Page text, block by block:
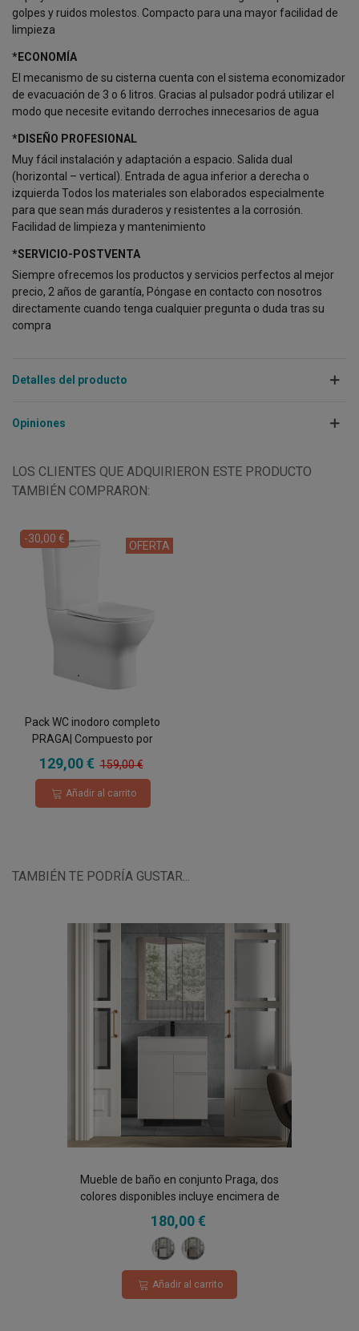
golpes y ruidos molestos. Compacto para una mayor facilidad de
limpieza
*ECONOMÍA
El mecanismo de su cisterna cuenta con el sistema economizador
de evacuación de 3 o 6 litros. Gracias al pulsador podrá utilizar el
modo que necesite evitando derroches innecesarios de agua
*DISEÑO PROFESIONAL
Muy fácil instalación y adaptación a espacio. Salida dual
(horizontal – vertical). Entrada de agua inferior a derecha o
izquierda Todos los materiales son elaborados especialmente
para que sean más duraderos y resistentes a la corrosión.
Facilidad de limpieza y mantenimiento
*SERVICIO-POSTVENTA
Siempre ofrecemos los productos y servicios perfectos al mejor
precio, 2 años de garantía, Póngase en contacto con nosotros
directamente cuando tenga cualquier pregunta o duda tras su
compra
Detalles del producto
Opiniones
LOS CLIENTES QUE ADQUIRIERON ESTE PRODUCTO
TAMBIÉN COMPRARON:
OFERTA
-30,00 €
Pack WC inodoro completo
PRAGA| Compuesto por
cisterna con mecanismo ECO,
taza BTW rimless y asiento
con tapa amortiguada
129,00 € 159,00 €
Añadir al carrito
TAMBIÉN TE PODRÍA GUSTAR...
Mueble de baño en conjunto Praga, dos
colores disponibles incluye encimera de
porcelana y espejo
180,00 €
BlancoRoble
Hércules
Añadir al carrito